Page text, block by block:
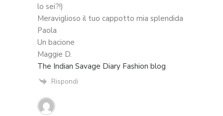
lo sei?!)
Meraviglioso il tuo cappotto mia splendida
Paola
Un bacione
Maggie D.
The Indian Savage Diary Fashion blog
Rispondi